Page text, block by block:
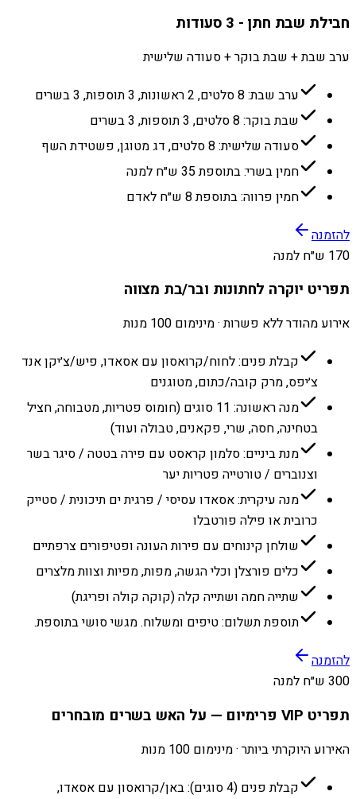
חבילת שבת חתן - 3 סעודות
ערב שבת + שבת בוקר + סעודה שלישית
ערב שבת: 8 סלטים, 2 ראשונות, 3 תוספות, 3 בשרים
שבת בוקר: 8 סלטים, 3 תוספות, 3 בשרים
סעודה שלישית: 8 סלטים, דג מטוגן, פשטידת השף
חמין בשרי: בתוספת 35 ש״ח למנה
חמין פרווה: בתוספת 8 ש״ח לאדם
להזמנה
170 ש״ח למנה
תפריט יוקרה לחתונות ובר/בת מצווה
אירוע מהודר ללא פשרות · מינימום 100 מנות
קבלת פנים: לחוח/קרואסון עם אסאדו, פיש/צ׳יקן אנד
צ׳יפס, מרק קובה/כתום, מטוגנים
מנה ראשונה: 11 סוגים (חומוס פטריות, מטבוחה, חציל
בטחינה, חסה, שרי, פקאנים, טבולה ועוד)
מנת ביניים: סלמון קראסט עם פירה בטטה / סיגר בשר
וצנוברים / טורטייה פטריות יער
מנה עיקרית: אסאדו עסיסי / פרגית ים תיכונית / סטייק
כרובית או פילה פורטבלו
שולחן קינוחים עם פירות העונה ופטיפורים צרפתיים
כלים פורצלן וכלי הגשה, מפות, מפיות וצוות מלצרים
שתייה חמה ושתייה קלה (קוקה קולה ופריגת)
תוספת תשלום: טיפים ומשלוח. מגשי סושי בתוספת.
להזמנה
300 ש״ח למנה
תפריט VIP פרימיום — על האש בשרים מובחרים
האירוע היוקרתי ביותר · מינימום 100 מנות
קבלת פנים (4 סוגים): באן/קרואסון עם אסאדו,